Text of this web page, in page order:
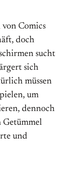
Comics
doch
sucht
sich
müssen
um
dennoch
Getümmel
und